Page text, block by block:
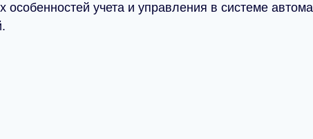
особенностей учета и управления в системе